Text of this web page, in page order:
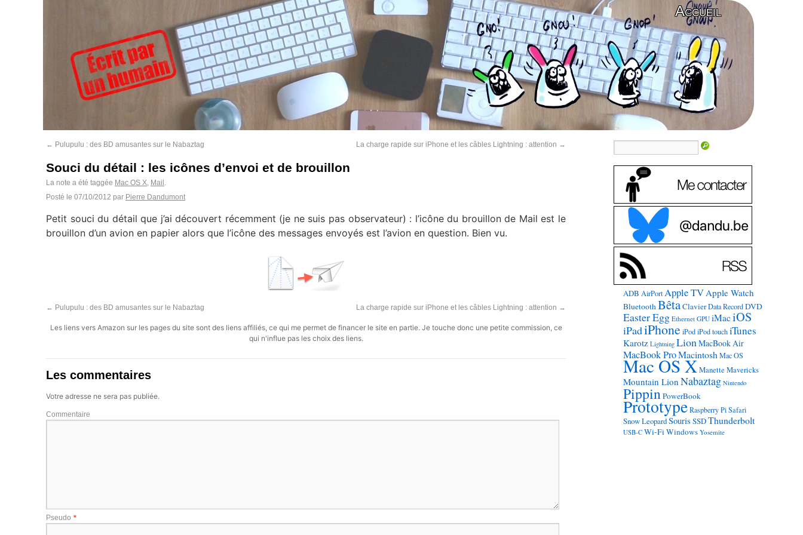
Accueil
← Pulupulu : des BD amusantes sur le Nabaztag La charge rapide sur iPhone et les câbles Lightning : attention →
Souci du détail : les icônes d’envoi et de brouillon
La note a été taggée Mac OS X, Mail .
Posté le 07/10/2012 par Pierre Dandumont
Petit souci du détail que j’ai découvert récemment (je ne suis pas observateur) : l’icône du brouillon de Mail est le
brouillon d’un avion en papier alors que l’icône des messages envoyés est l’avion en question. Bien vu.
← Pulupulu : des BD amusantes sur le Nabaztag La charge rapide sur iPhone et les câbles Lightning : attention →
Les liens vers Amazon sur les pages du site sont des liens affiliés, ce qui me permet de financer le site en partie. Je touche donc une petite commission, ce
qui n'influe pas les choix des liens.
Les commentaires
Votre adresse ne sera pas publiée.
Commentaire
Pseudo *
ADB AirPort Apple TVApple Watch
BluetoothBêtaClavier Data Record DVD
Easter Egg Ethernet GPU iMaciOS
iPadiPhone iPod iPod touch iTunes
Karotz Lightning LionMacBook Air
MacBook ProMacintosh Mac OS
Mac OS X Manette Mavericks
Mountain Lion Nabaztag Nintendo
PippinPowerBook
Prototype Raspberry Pi Safari
Snow LeopardSouris SSDThunderbolt
USB-C Wi-FiWindows Yosemite